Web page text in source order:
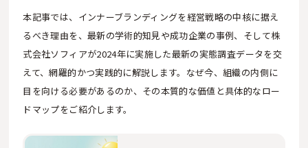
本記事では、インナーブランディングを経営戦略の中核に据え
るべき理由を、最新の学術的知見や成功企業の事例、そして株
式会社ソフィアが2024年に実施した最新の実態調査データを交
えて、網羅的かつ実践的に解説します。なぜ今、組織の内側に
目を向ける必要があるのか、その本質的な価値と具体的なロー
ドマップをご紹介します。